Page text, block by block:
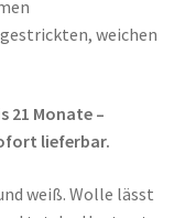
weichen
21 Monate –
lieferbar.
weiß. Wolle lässt